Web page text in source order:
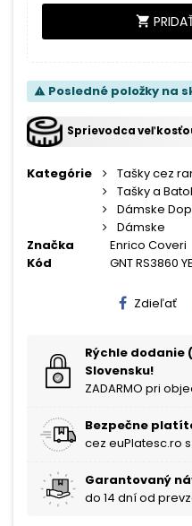
shopping_cart
warning Posledné položky na
Sprievodca
Kategórie
Tašky cez
Tašky a
Dámske
Dámske
Značka
Enrico Coveri
Kód
GNT RS3860
Zdieľať
Rýchle dodanie
Slovensku!
ZADARMO pri
Bezpečne
cez euPlatesc.ro
Garantovaný
do 14 dní od